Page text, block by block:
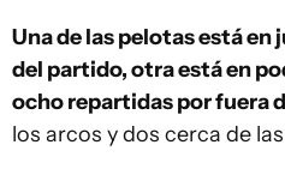
Una de las pelotas está en
del partido, otra está en
ocho repartidas por fuera
los arcos y dos cerca de